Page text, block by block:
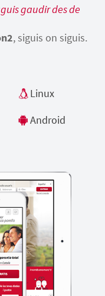
gaudir des de
, siguis on siguis.
Linux
Android